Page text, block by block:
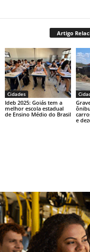
Artigo
Cidades
Ideb 2025: Goiás tem a
melhor escola estadual
de Ensino Médio do Brasil
e